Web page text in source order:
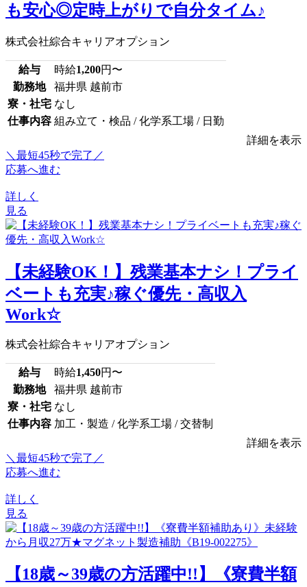
も安心◎定時上がりで自分タイム♪
株式会社綜合キャリアオプション
給与 時給1,200円〜
勤務地
福井県 越前市
寮・社宅 なし
仕事内容 組み立て・検品 / 化学系工場 / 日勤
詳細を表示
＼最短45秒で完了／
応募へ進む
詳しく
見る
【未経験OK！】残業基本ナシ！プライ
ベートも充実♪稼ぐ優先・高収入
Work☆
株式会社綜合キャリアオプション
給与 時給1,450円〜
勤務地
福井県 越前市
寮・社宅 なし
仕事内容 加工・製造 / 化学系工場 / 交替制
詳細を表示
＼最短45秒で完了／
応募へ進む
詳しく
見る
【18歳～39歳の方活躍中!!】《寮費半額